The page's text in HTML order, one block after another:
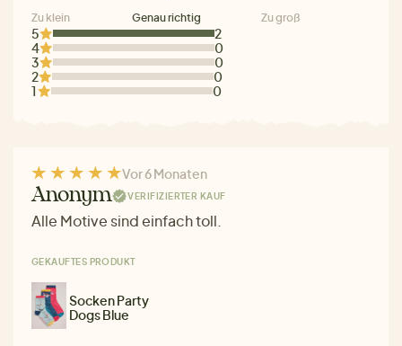
5
2
4
0
3
0
2
0
1
0
Zu klein Genau richtig Zu groß
Vor 6 Monaten
Anonym VERIFIZIERTER KAUF
Alle Motive sind einfach toll.
GEKAUFTES PRODUKT
Socken Party
Dogs Blue